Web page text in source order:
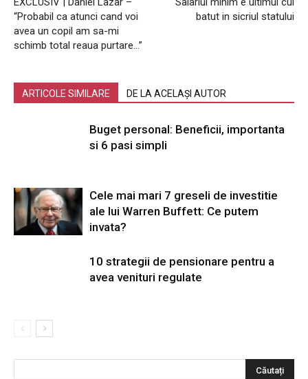
“Probabil ca atunci cand voi
avea un copil am sa-mi
schimb total reaua purtare…”
batut in sicriul statului
ARTICOLE SIMILARE DE LA ACELAȘI AUTOR
Buget personal: Beneficii, importanta
si 6 pasi simpli
Cele mai mari 7 greseli de investitie
ale lui Warren Buffett: Ce putem
invata?
10 strategii de pensionare pentru a
avea venituri regulate